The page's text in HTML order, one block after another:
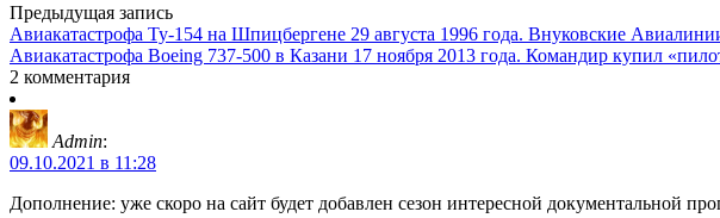
Предыдущая запись
Авиакатастрофа Ту-154 на Шпицбергене 29 августа 1996 года. Внуковские
Авиакатастрофа Boeing 737-500 в Казани 17 ноября 2013 года. Командир купил
2 комментария
Admin:
09.10.2021 в 11:28
Дополнение: уже скоро на сайт будет добавлен сезон интересной документальной